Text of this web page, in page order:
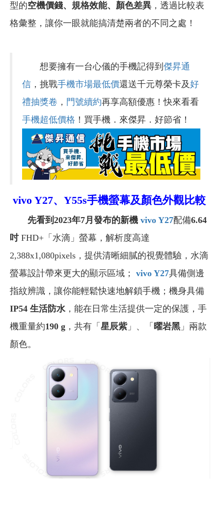
型的空機價錢、規格效能、顏色差異 ，透過比較表
格彙整，讓你一眼就能搞清楚兩者的不同之處！
想要擁有一台心儀的手機記得到 傑昇通
信 ，挑戰手機市場最低價還送千元尊榮卡及好
禮抽獎卷 ， 門號續約再享高額優惠！快來看看
手機超低價格 ！買手機．來傑昇．好節省！
vivo Y27、Y55s手機螢幕及顏色外觀比較
先看到2023年7月發布的新機 vivo Y27配備6.64
吋FHD+「水滴」螢幕，解析度高達
2,388x1,080pixels，提供清晰細膩的視覺體驗，水滴
螢幕設計帶來更大的顯示區域；
vivo Y27具備側邊
指紋辨識，讓你能輕鬆快速地解鎖手機；機身具備
IP54 生活防水 ，能在日常生活提供一定的保護，手
機重量約190 g ，共有「 星辰紫」、「 曜岩黑 」兩款
顏色。